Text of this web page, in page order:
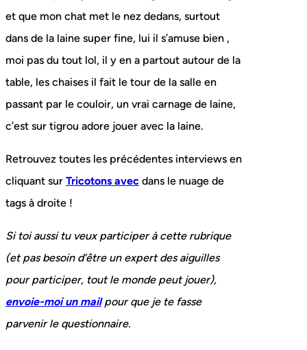
et que mon chat met le nez dedans, surtout
dans de la laine super fine, lui il s’amuse bien ,
moi pas du tout lol, il y en a partout autour de la
table, les chaises il fait le tour de la salle en
passant par le couloir, un vrai carnage de laine,
c’est sur tigrou adore jouer avec la laine.
Retrouvez toutes les précédentes interviews en
cliquant sur Tricotons avec dans le nuage de
tags à droite !
Si toi aussi tu veux participer à cette rubrique
(et pas besoin d’être un expert des aiguilles
pour participer, tout le monde peut jouer),
envoie-moi un mailpour que je te fasse
parvenir le questionnaire.